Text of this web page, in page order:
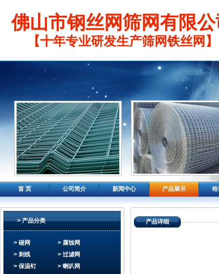
佛山市钢丝网筛网有限
【十年专业研发生产筛网铁丝网】
首 页 公司简介 新闻中心 产品展示
> 产品分类
> 碰网
> 刺线
> 保温钉
> 腐蚀网
> 过滤网
> 喇叭网
产品详细